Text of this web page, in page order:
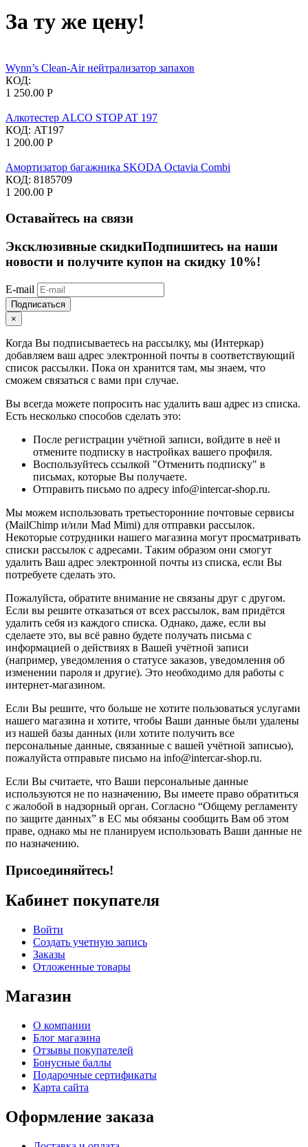
За ту же цену!
Wynn’s Clean-Air нейтрализатор запахов
КОД:
1 250.00 Р
Алкотестер ALCO STOP AT 197
КОД: AT197
1 200.00 Р
Амортизатор багажника SKODA Octavia Combi
КОД: 8185709
1 200.00 Р
Оставайтесь на связи
Эксклюзивные скидкиПодпишитесь на наши
новости и получите купон на скидку 10%!
E-mail
Подписаться
×
Когда Вы подписываетесь на рассылку, мы (Интеркар)
добавляем ваш адрес электронной почты в соответствующий
список рассылки. Пока он хранится там, мы знаем, что
сможем связаться с вами при случае.
Вы всегда можете попросить нас удалить ваш адрес из списка.
Есть несколько способов сделать это:
После регистрации учётной записи, войдите в неё и
отмените подписку в настройках вашего профиля.
Воспользуйтесь ссылкой "Отменить подписку" в
письмах, которые Вы получаете.
Отправить письмо по адресу info@intercar-shop.ru.
Мы можем использовать третьесторонние почтовые сервисы
(MailChimp и/или Mad Mimi) для отправки рассылок.
Некоторые сотрудники нашего магазина могут просматривать
списки рассылок с адресами. Таким образом они смогут
удалить Ваш адрес электронной почты из списка, если Вы
потребуете сделать это.
Пожалуйста, обратите внимание не связаны друг с другом.
Если вы решите отказаться от всех рассылок, вам придётся
удалить себя из каждого списка. Однако, даже, если вы
сделаете это, вы всё равно будете получать письма с
информацией о действиях в Вашей учётной записи
(например, уведомления о статусе заказов, уведомления об
изменении пароля и другие). Это необходимо для работы с
интернет-магазином.
Если Вы решите, что больше не хотите пользоваться услугами
нашего магазина и хотите, чтобы Ваши данные были удалены
из нашей базы данных (или хотите получить все
персональные данные, связанные с вашей учётной записью),
пожалуйста отправьте письмо на info@intercar-shop.ru.
Если Вы считаете, что Ваши персональные данные
используются не по назначению, Вы имеете право обратиться
с жалобой в надзорный орган. Согласно “Общему регламенту
по защите данных” в ЕС мы обязаны сообщить Вам об этом
праве, однако мы не планируем использовать Ваши данные не
по назначению.
Присоединяйтесь!
Кабинет покупателя
Войти
Создать учетную запись
Заказы
Отложенные товары
Магазин
О компании
Блог магазина
Отзывы покупателей
Бонусные баллы
Подарочные сертификаты
Карта сайта
Оформление заказа